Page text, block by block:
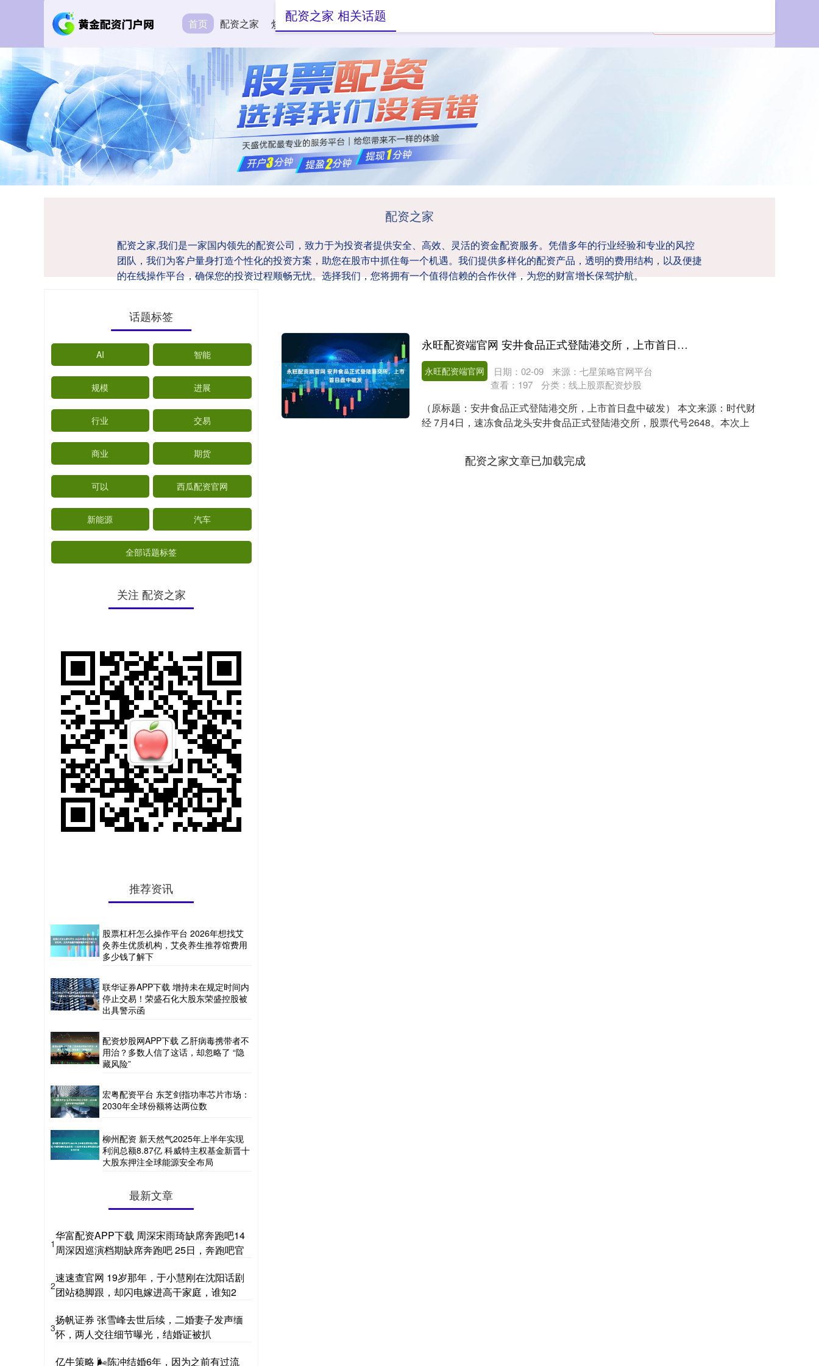
首页 配资之家 炒股配资服务 股票配资交易平台
配资之家
配资之家,我们是一家国内领先的配资公司，致力于为投资者提供安全、高效、灵活的资金配资服务。凭借多年的行业经验和专业的风控
团队，我们为客户量身打造个性化的投资方案，助您在股市中抓住每一个机遇。我们提供多样化的配资产品，透明的费用结构，以及便捷
的在线操作平台，确保您的投资过程顺畅无忧。选择我们，您将拥有一个值得信赖的合作伙伴，为您的财富增长保驾护航。
配资之家 相关话题
永旺配资端官网 安井食品正式登陆港交所，上市首日盘中破发
永旺配资端官网 日期：02-09
来源：七星策略官网平台
查看： 197 分类： 线上股票配资炒股
（原标题：安井食品正式登陆港交所，上市首日盘中破发） 本文来源：时代财
经 7月4日，速冻食品龙头安井食品正式登陆港交所，股票代号2648。本次上
配资之家文章已加载完成
话题标签
AI 智能
规模 进展
行业 交易
商业 期货
可以 西瓜配资官网
新能源 汽车
全部话题标签
关注 配资之家
推荐资讯
股票杠杆怎么操作平台 2026年想找艾
灸养生优质机构，艾灸养生推荐馆费用
多少钱了解下
联华证券APP下载 增持未在规定时间内
停止交易！荣盛石化大股东荣盛控股被
出具警示函
配资炒股网APP下载 乙肝病毒携带者不
用治？多数人信了这话，却忽略了 “隐
藏风险”
宏粤配资平台 东芝剑指功率芯片市场：
2030年全球份额将达两位数
柳州配资 新天然气2025年上半年实现
利润总额8.87亿 科威特主权基金新晋十
大股东押注全球能源安全布局
最新文章
1
华富配资APP下载 周深宋雨琦缺席奔跑吧14
周深因巡演档期缺席奔跑吧 25日，奔跑吧官
2
速速查官网 19岁那年，于小慧刚在沈阳话剧
团站稳脚跟，却闪电嫁进高干家庭，谁知2
3
扬帆证券 张雪峰去世后续，二婚妻子发声缅
怀，两人交往细节曝光，结婚证被扒
亿牛策略 🌬陈冲结婚6年，因为之前有过流